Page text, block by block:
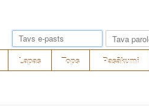
Lapas Tops Pasākumi